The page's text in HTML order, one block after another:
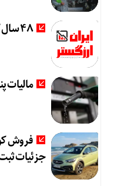
۴۸ سال کار برای خرید یک تویوتا کمری
مالیات
جزئیات